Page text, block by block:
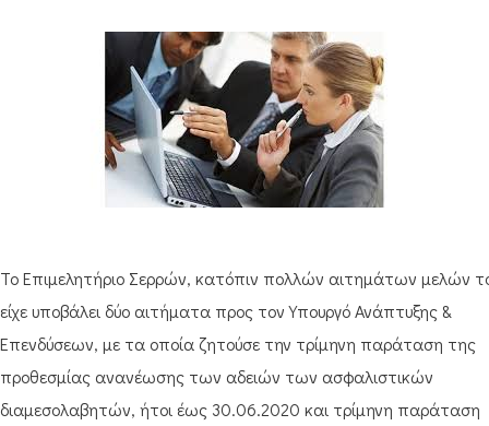
Το Επιμελητήριο Σερρών, κατόπιν πολλών αιτημάτων μελών
είχε υποβάλει δύο αιτήματα προς τον Υπουργό Ανάπτυξης &
Επενδύσεων, με τα οποία ζητούσε την τρίμηνη παράταση της
προθεσμίας ανανέωσης των αδειών των ασφαλιστικών
διαμεσολαβητών, ήτοι έως 30.06.2020 και τρίμηνη παράταση